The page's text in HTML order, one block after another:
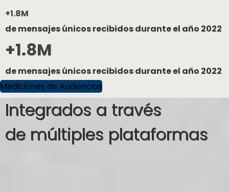
+1.8M
de mensajes únicos recibidos durante el año 2022
+1.8M
de mensajes únicos recibidos durante el año 2022
Mediciones de Audiencias
Integrados a través
de múltiples plataformas